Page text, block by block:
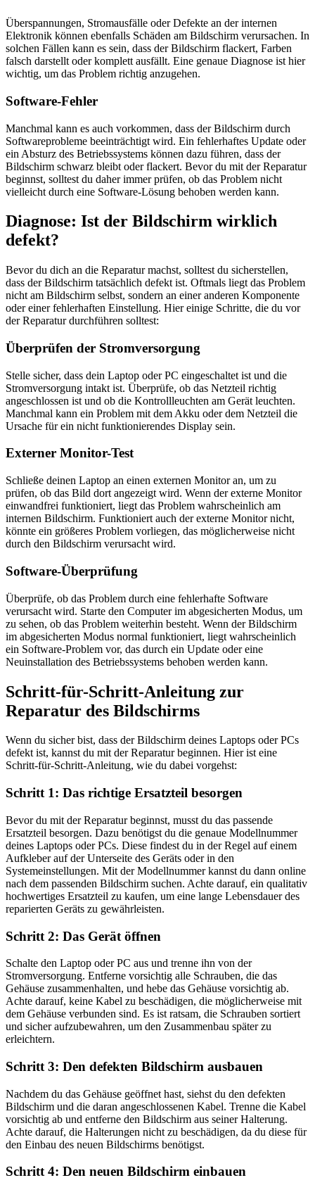
Überspannungen, Stromausfälle oder Defekte an der internen
Elektronik können ebenfalls Schäden am Bildschirm verursachen. In
solchen Fällen kann es sein, dass der Bildschirm flackert, Farben
falsch darstellt oder komplett ausfällt. Eine genaue Diagnose ist hier
wichtig, um das Problem richtig anzugehen.
Software-Fehler
Manchmal kann es auch vorkommen, dass der Bildschirm durch
Softwareprobleme beeinträchtigt wird. Ein fehlerhaftes Update oder
ein Absturz des Betriebssystems können dazu führen, dass der
Bildschirm schwarz bleibt oder flackert. Bevor du mit der Reparatur
beginnst, solltest du daher immer prüfen, ob das Problem nicht
vielleicht durch eine Software-Lösung behoben werden kann.
Diagnose: Ist der Bildschirm wirklich
defekt?
Bevor du dich an die Reparatur machst, solltest du sicherstellen,
dass der Bildschirm tatsächlich defekt ist. Oftmals liegt das Problem
nicht am Bildschirm selbst, sondern an einer anderen Komponente
oder einer fehlerhaften Einstellung. Hier einige Schritte, die du vor
der Reparatur durchführen solltest:
Überprüfen der Stromversorgung
Stelle sicher, dass dein Laptop oder PC eingeschaltet ist und die
Stromversorgung intakt ist. Überprüfe, ob das Netzteil richtig
angeschlossen ist und ob die Kontrollleuchten am Gerät leuchten.
Manchmal kann ein Problem mit dem Akku oder dem Netzteil die
Ursache für ein nicht funktionierendes Display sein.
Externer Monitor-Test
Schließe deinen Laptop an einen externen Monitor an, um zu
prüfen, ob das Bild dort angezeigt wird. Wenn der externe Monitor
einwandfrei funktioniert, liegt das Problem wahrscheinlich am
internen Bildschirm. Funktioniert auch der externe Monitor nicht,
könnte ein größeres Problem vorliegen, das möglicherweise nicht
durch den Bildschirm verursacht wird.
Software-Überprüfung
Überprüfe, ob das Problem durch eine fehlerhafte Software
verursacht wird. Starte den Computer im abgesicherten Modus, um
zu sehen, ob das Problem weiterhin besteht. Wenn der Bildschirm
im abgesicherten Modus normal funktioniert, liegt wahrscheinlich
ein Software-Problem vor, das durch ein Update oder eine
Neuinstallation des Betriebssystems behoben werden kann.
Schritt-für-Schritt-Anleitung zur
Reparatur des Bildschirms
Wenn du sicher bist, dass der Bildschirm deines Laptops oder PCs
defekt ist, kannst du mit der Reparatur beginnen. Hier ist eine
Schritt-für-Schritt-Anleitung, wie du dabei vorgehst:
Schritt 1: Das richtige Ersatzteil besorgen
Bevor du mit der Reparatur beginnst, musst du das passende
Ersatzteil besorgen. Dazu benötigst du die genaue Modellnummer
deines Laptops oder PCs. Diese findest du in der Regel auf einem
Aufkleber auf der Unterseite des Geräts oder in den
Systemeinstellungen. Mit der Modellnummer kannst du dann online
nach dem passenden Bildschirm suchen. Achte darauf, ein qualitativ
hochwertiges Ersatzteil zu kaufen, um eine lange Lebensdauer des
reparierten Geräts zu gewährleisten.
Schritt 2: Das Gerät öffnen
Schalte den Laptop oder PC aus und trenne ihn von der
Stromversorgung. Entferne vorsichtig alle Schrauben, die das
Gehäuse zusammenhalten, und hebe das Gehäuse vorsichtig ab.
Achte darauf, keine Kabel zu beschädigen, die möglicherweise mit
dem Gehäuse verbunden sind. Es ist ratsam, die Schrauben sortiert
und sicher aufzubewahren, um den Zusammenbau später zu
erleichtern.
Schritt 3: Den defekten Bildschirm ausbauen
Nachdem du das Gehäuse geöffnet hast, siehst du den defekten
Bildschirm und die daran angeschlossenen Kabel. Trenne die Kabel
vorsichtig ab und entferne den Bildschirm aus seiner Halterung.
Achte darauf, die Halterungen nicht zu beschädigen, da du diese für
den Einbau des neuen Bildschirms benötigst.
Schritt 4: Den neuen Bildschirm einbauen